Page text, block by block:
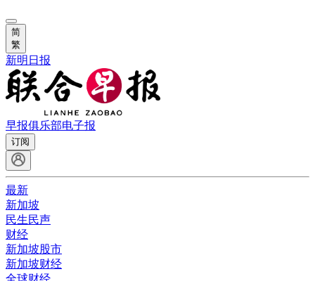
简
繁
新明日报
早报俱乐部电子报
订阅
最新
新加坡
民生民声
财经
新加坡股市
新加坡财经
全球财经